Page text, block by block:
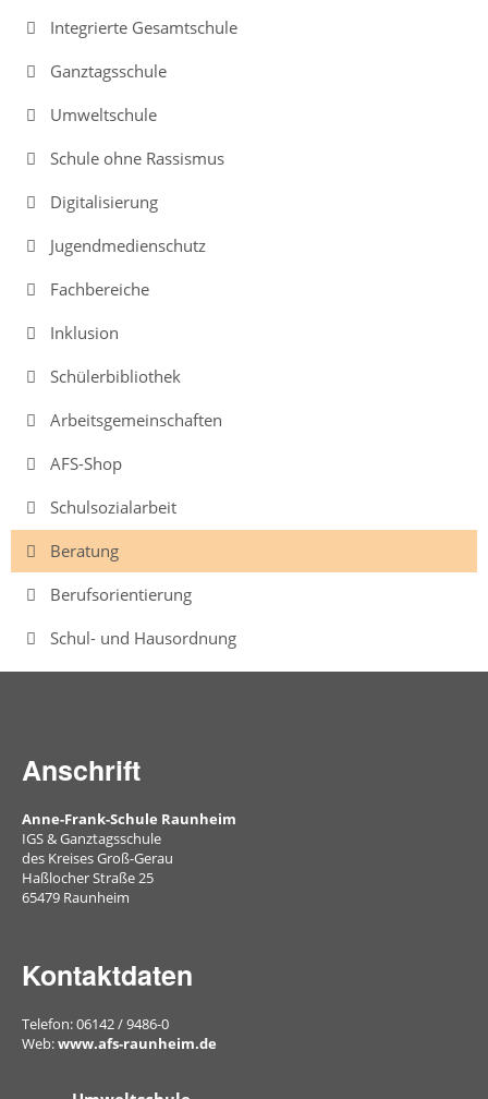
Betreuung
Essen
der
Mensa
Schule
Rassismus
Digitalisierung
Fachbereiche
Arbeitslehre
Biologie
DAZ
als
Zweitsprache)
Englisch
Gesellschaftslehre
Kunst
Integrierte Gesamtschule
Ganztagsschule
Umweltschule
Schule ohne Rassismus
Digitalisierung
Jugendmedienschutz
Fachbereiche
Inklusion
Schülerbibliothek
Arbeitsgemeinschaften
AFS-Shop
Schulsozialarbeit
Beratung
Berufsorientierung
Schul- und Hausordnung
Anschrift
Anne-Frank-Schule Raunheim
IGS & Ganztagsschule
des Kreises Groß-Gerau
Haßlocher Straße 25
65479 Raunheim
Kontaktdaten
Telefon: 06142 / 9486-0
Web:www.afs-raunheim.de